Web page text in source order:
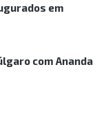
em
com Ananda